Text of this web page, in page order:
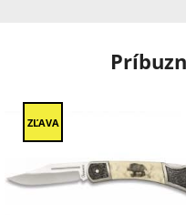
ZĽAVA